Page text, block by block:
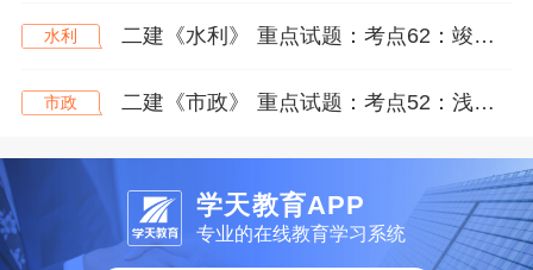
水利 二建《水利》 重点试题：考点62：竣工决算及审计（★★★）
市政 二建《市政》 重点试题：考点52：浅埋暗挖法施工方法、工作井施工技术、马头门施工技术（★★）
学天教育APP
专业的在线教育学习系统